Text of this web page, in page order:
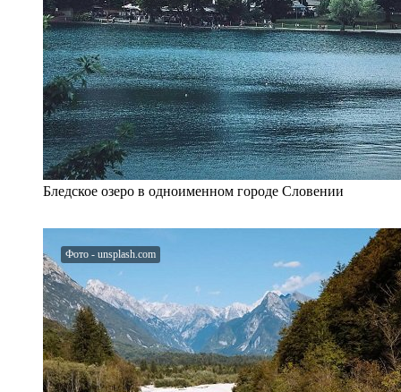
Бледское озеро в одноименном городе Словении